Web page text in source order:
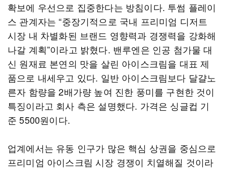
확보에 우선으로 집중한다는 방침이다. 투썸 플레이
스 관계자는 “중장기적으로 국내 프리미엄 디저트
시장 내 차별화된 브랜드 영향력과 경쟁력을 강화해
나갈 계획”이라고 밝혔다. 밴루엔은 인공 첨가물 대
신 원재료 본연의 맛을 살린 아이스크림을 대표 제
품으로 내세우고 있다. 일반 아이스크림보다 달걀노
른자 함량을 2배가량 높여 진한 풍미를 구현한 것이
특징이라고 회사 측은 설명했다. 가격은 싱글컵 기
준 5500원이다.
업계에서는 유동 인구가 많은 핵심 상권을 중심으로
프리미엄 아이스크림 시장 경쟁이 치열해질 것이라